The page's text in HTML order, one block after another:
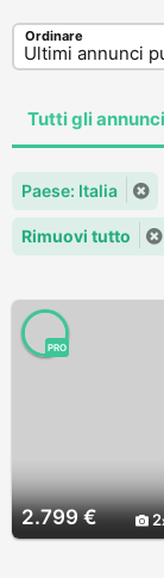
Ordinare
Tutti gli annunci
Paese: Italia
Rimuovi tutto
2.799 € 2
PRO